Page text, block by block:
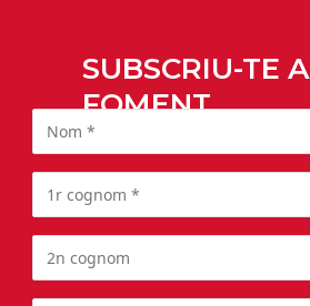
SUBSCRIU-TE A
FOMENT